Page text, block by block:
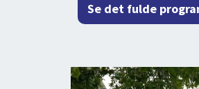
Se det fulde